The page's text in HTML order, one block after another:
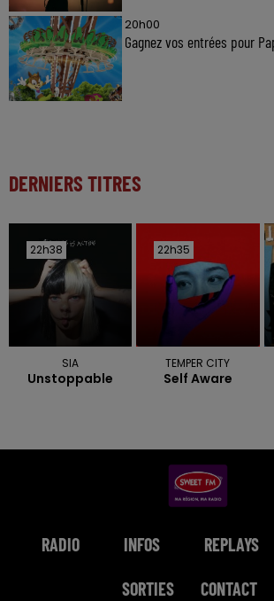
20h00
Gagnez vos entrées pour
DERNIERS TITRES
22h38
22h38
SIA
Unstoppable
22h35
22h35
TEMPER CITY
Self Aware
RADIO INFOS REPLAYS
SORTIES CONTACT